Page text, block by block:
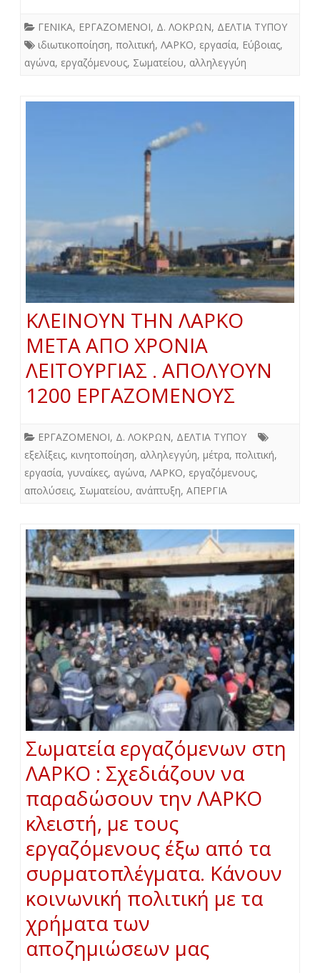
ΓΕΝΙΚΑ, ΕΡΓΑΖΟΜΕΝΟΙ, Δ. ΛΟΚΡΩΝ, ΔΕΛΤΙΑ ΤΥΠΟΥ
ιδιωτικοποίηση, πολιτική, ΛΑΡΚΟ, εργασία, Εύβοιας,
αγώνα, εργαζόμενους, Σωματείου, αλληλεγγύη
ΚΛΕΙΝΟΥΝ ΤΗΝ ΛΑΡΚΟ
ΜΕΤΑ ΑΠΟ ΧΡΟΝΙΑ
ΛΕΙΤΟΥΡΓΙΑΣ . ΑΠΟΛΥΟΥΝ
1200 ΕΡΓΑΖΟΜΕΝΟΥΣ
ΕΡΓΑΖΟΜΕΝΟΙ, Δ. ΛΟΚΡΩΝ, ΔΕΛΤΙΑ ΤΥΠΟΥ
εξελίξεις, κινητοποίηση, αλληλεγγύη, μέτρα, πολιτική,
εργασία, γυναίκες, αγώνα, ΛΑΡΚΟ, εργαζόμενους,
απολύσεις, Σωματείου, ανάπτυξη, ΑΠΕΡΓΙΑ
Σωματεία εργαζόμενων στη
ΛΑΡΚΟ : Σχεδιάζουν να
παραδώσουν την ΛΑΡΚΟ
κλειστή, με τους
εργαζόμενους έξω από τα
συρματοπλέγματα. Κάνουν
κοινωνική πολιτική με τα
χρήματα των
αποζημιώσεων μας